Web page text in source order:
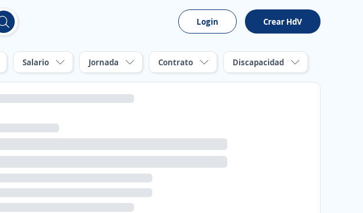
Login Crear HdV
Salario Jornada Contrato Discapacidad